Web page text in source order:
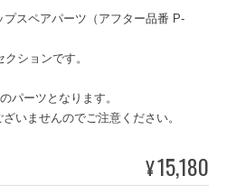
プスペアパーツ（アフター品番 P-
ションです。
パーツとなります。
いませんのでご注意ください。
¥15,180